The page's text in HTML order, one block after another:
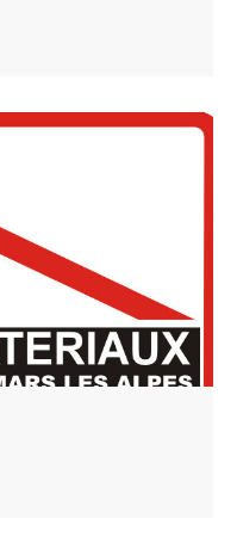
de construction,